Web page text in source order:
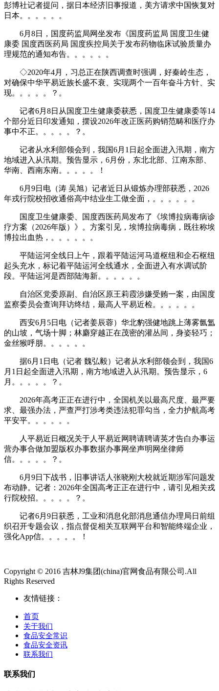
彭博社记者提问，据日本经济旧事报道，美方请求中国恢复对
日本。。。。。。
6月8日，国度药监局网坐发布《国度药监局 国度卫生健
康委 国度西医药局 国度疾控局关于发布药物临床试验质量办
理规范的通知布告。。。。。。
◇2020年4月，习总正在陕西调查时强调，好秦岭生态，
对确保中华平易近族长盛不衰、实现两个一百年奋斗方针、实
现。。。。。？。
记者6月8日从国度卫生健康委获悉，国度卫生健康委等14
个部分近日印发通知，摆设2026年改正医药购销范畴和医疗办
事中不正。。。。。？。
记者从水利部领会到，我国6月1日起全面进入汛期，南方
地域进入从汛期。预告显示，6月份，东北北部、江南东部、
华南、西南东南。。。。。！
6月9日电（涛 吴旭）记者近日从锻炼办理部获悉，2026
年戎行院校招收通俗高中结业生工做全面，。。。。。。
国度卫生健康委、国度西医药局发布了《埃博拉病毒病诊
疗方案（2026年版）》。方案引见，埃博拉病毒病，既往称埃
博拉出血热，。。。。。。
平陆运河全线日上午，跟着平陆运河马道枢纽和企石枢纽
起头充水，标记着平陆运河全线通水，全面进入有水调试阶
段。平陆运河是西部陆海新。。。。。。
自治区党委原副、自治区原王莉霞涉嫌受贿一案，由国度
监察委员会查询拜访终结，最高人平易近检。。。。。。
西安6月5日电（记者姜辰蓉）华北豹强健地跳上薄雾氤氲
的山坡，气场十脚；林麝穿越正在茂密的灌丛间，身姿轻巧；
金丝猴呼朋。。。。。。
据6月1日电（记者 魏弘毅）记者从水利部领会到，我国6
月1日起全面进入汛期，南方地域进入从汛期。预告显示，6
月。。。。。？。
2026年高考正正在进行中，全国机关以最高尺度、最严要
求、最强办法，严查严打涉考类违法犯罪勾当，全力护航高考
平安平。。。。。。
人平易近日概况关于人平易近网聘请聘请英才告白办事运
营办事合做加盟版权办事数据办事网坐声明网坐律师
信。。。。。？。
6月9日下战书，旧事讲话人张晓刚大校就近期涉军问题发
布动静。记者：2026年全国高考正正在进行中，请引见相关戎
行院校招。。。。。？。
记者6月9日获悉，工业和消息化部消息通信办理局日前组
织召开专题会议，指点督促相关互联网平台和智能终端企业，
强化App信。。。。。！
Copyright © 2016 吉林J9集团(china)官网食品有限公司.All
Rights Reserved
友情链接：
首页
关于我们
食品安全常识
食品安全资讯
联系我们
联系我们